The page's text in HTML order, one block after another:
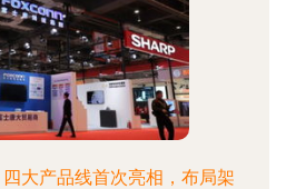
大产品线首次亮相，布局架